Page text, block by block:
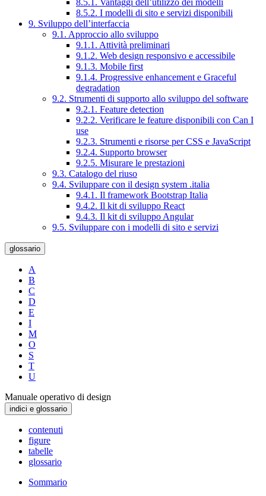
8.5.1. Vantaggi dell’utilizzo dei modelli
8.5.2. I modelli di sito e servizi disponibili
9. Sviluppo dell’interfaccia
9.1. Approccio allo sviluppo
9.1.1. Attività preliminari
9.1.2. Web design responsivo e accessibile
9.1.3. Mobile first
9.1.4. Progressive enhancement e Graceful
degradation
9.2. Strumenti di supporto allo sviluppo del software
9.2.1. Feature detection
9.2.2. Verificare le feature disponibili con Can I
use
9.2.3. Strumenti e risorse per CSS e JavaScript
9.2.4. Supporto browser
9.2.5. Misurare le prestazioni
9.3. Catalogo del riuso
9.4. Sviluppare con il design system .italia
9.4.1. Il framework Bootstrap Italia
9.4.2. Il kit di sviluppo React
9.4.3. Il kit di sviluppo Angular
9.5. Sviluppare con i modelli di sito e servizi
glossario
A
B
C
D
E
I
M
O
S
T
U
Manuale operativo di design
indici e glossario
contenuti
figure
tabelle
glossario
Sommario